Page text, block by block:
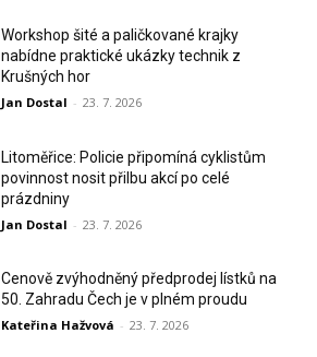
Workshop šité a paličkované krajky
nabídne praktické ukázky technik z
Krušných hor
Jan Dostal - 23. 7. 2026
Litoměřice: Policie připomíná cyklistům
povinnost nosit přilbu akcí po celé
prázdniny
Jan Dostal - 23. 7. 2026
Cenově zvýhodněný předprodej lístků na
50. Zahradu Čech je v plném proudu
Kateřina Hažvová - 23. 7. 2026